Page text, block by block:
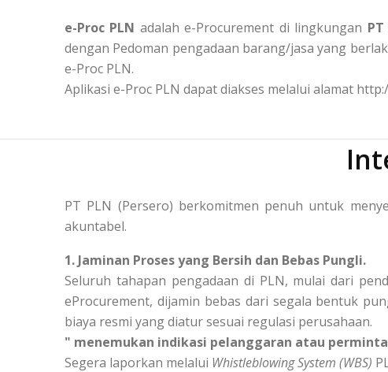
e-Proc PLN adalah e-Procurement di lingkungan
dengan Pedoman pengadaan barang/jasa yang
e-Proc PLN.
Aplikasi e-Proc PLN dapat diakses melalui alamat
PT PLN (Persero) berkomitmen penuh untuk
akuntabel.
1. Jaminan Proses yang Bersih dan Bebas Pungli.
Seluruh tahapan pengadaan di PLN, mulai dari
eProcurement, dijamin bebas dari segala bentuk
biaya resmi yang diatur sesuai regulasi perusahaan.
" menemukan indikasi pelanggaran atau
Segera laporkan melalui Whistleblowing System (WBS)